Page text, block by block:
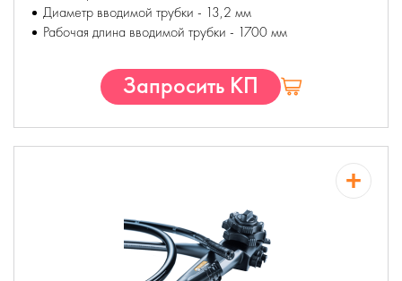
Диаметр вводимой трубки - 13,2 мм
Рабочая длина вводимой трубки - 1700 мм
Запросить КП